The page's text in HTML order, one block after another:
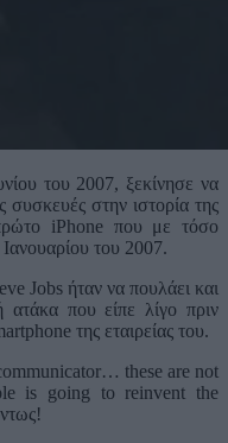
του 2007, ξεκίνησε να
συσκευές στην ιστορία της
iPhone που με τόσο
του 2007.
Jobs ήταν να πουλάει και
που είπε λίγο πριν
της εταιρείας του.
these are not
is going to reinvent the